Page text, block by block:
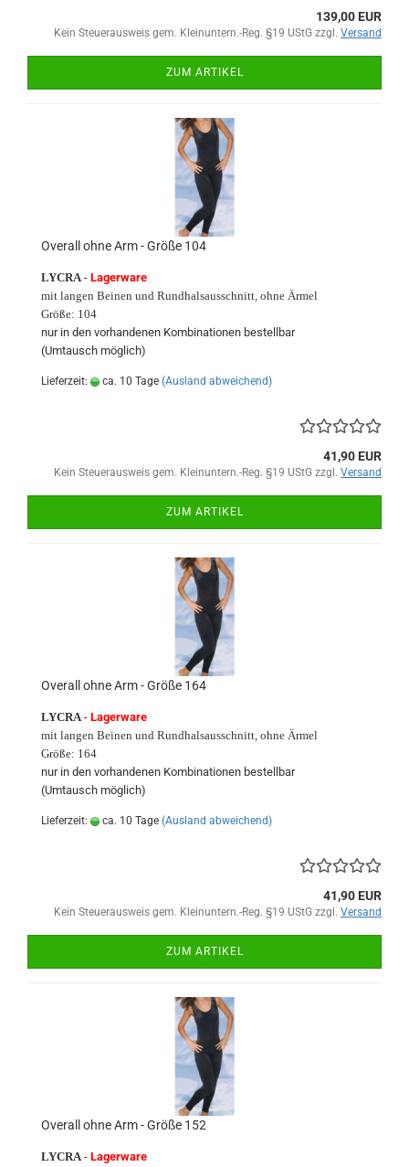
139,00 EUR
Kein Steuerausweis gem. Kleinuntern.-Reg. §19 UStG zzgl. Versand
ZUM ARTIKEL
Overall ohne Arm - Größe 104
LYCRA- Lagerware
mit langen Beinen und Rundhalsausschnitt, ohne Ärmel
Größe: 104
nur in den vorhandenen Kombinationen bestellbar
(Umtausch möglich)
Lieferzeit: ca. 10 Tage (Ausland abweichend)
41,90 EUR
Kein Steuerausweis gem. Kleinuntern.-Reg. §19 UStG zzgl. Versand
ZUM ARTIKEL
Overall ohne Arm - Größe 164
LYCRA- Lagerware
mit langen Beinen und Rundhalsausschnitt, ohne Ärmel
Größe: 164
nur in den vorhandenen Kombinationen bestellbar
(Umtausch möglich)
Lieferzeit: ca. 10 Tage (Ausland abweichend)
41,90 EUR
Kein Steuerausweis gem. Kleinuntern.-Reg. §19 UStG zzgl. Versand
ZUM ARTIKEL
Overall ohne Arm - Größe 152
LYCRA- Lagerware